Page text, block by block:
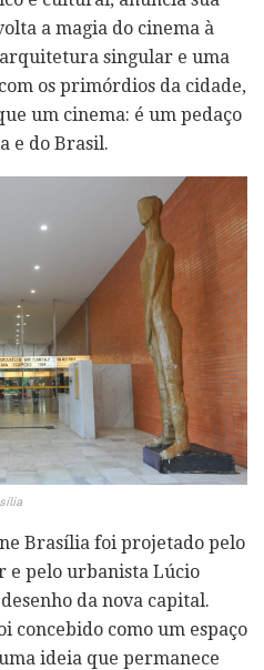
a magia do cinema à
singular e uma
os primórdios da cidade,
um cinema: é um pedaço
e do Brasil.
Brasília foi projetado pelo
e pelo urbanista Lúcio
da nova capital.
concebido como um espaço
ideia que permanece